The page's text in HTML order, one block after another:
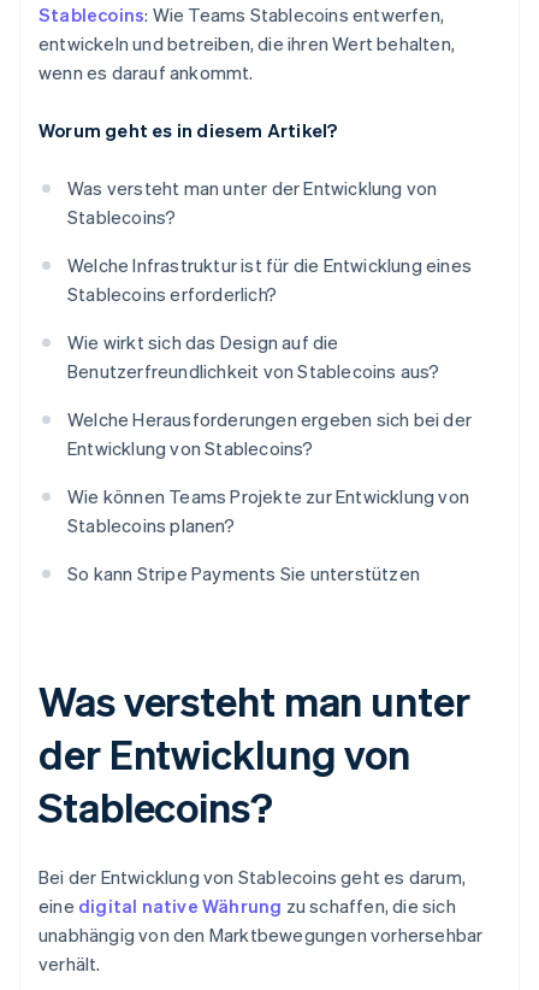
Stablecoins: Wie Teams Stablecoins entwerfen,
entwickeln und betreiben, die ihren Wert behalten,
wenn es darauf ankommt.
Worum geht es in diesem Artikel?
Was versteht man unter der Entwicklung von
Stablecoins?
Welche Infrastruktur ist für die Entwicklung eines
Stablecoins erforderlich?
Wie wirkt sich das Design auf die
Benutzerfreundlichkeit von Stablecoins aus?
Welche Herausforderungen ergeben sich bei der
Entwicklung von Stablecoins?
Wie können Teams Projekte zur Entwicklung von
Stablecoins planen?
So kann Stripe Payments Sie unterstützen
Was versteht man unter
der Entwicklung von
Stablecoins?
Bei der Entwicklung von Stablecoins geht es darum,
eine digital native Währung zu schaffen, die sich
unabhängig von den Marktbewegungen vorhersehbar
verhält.